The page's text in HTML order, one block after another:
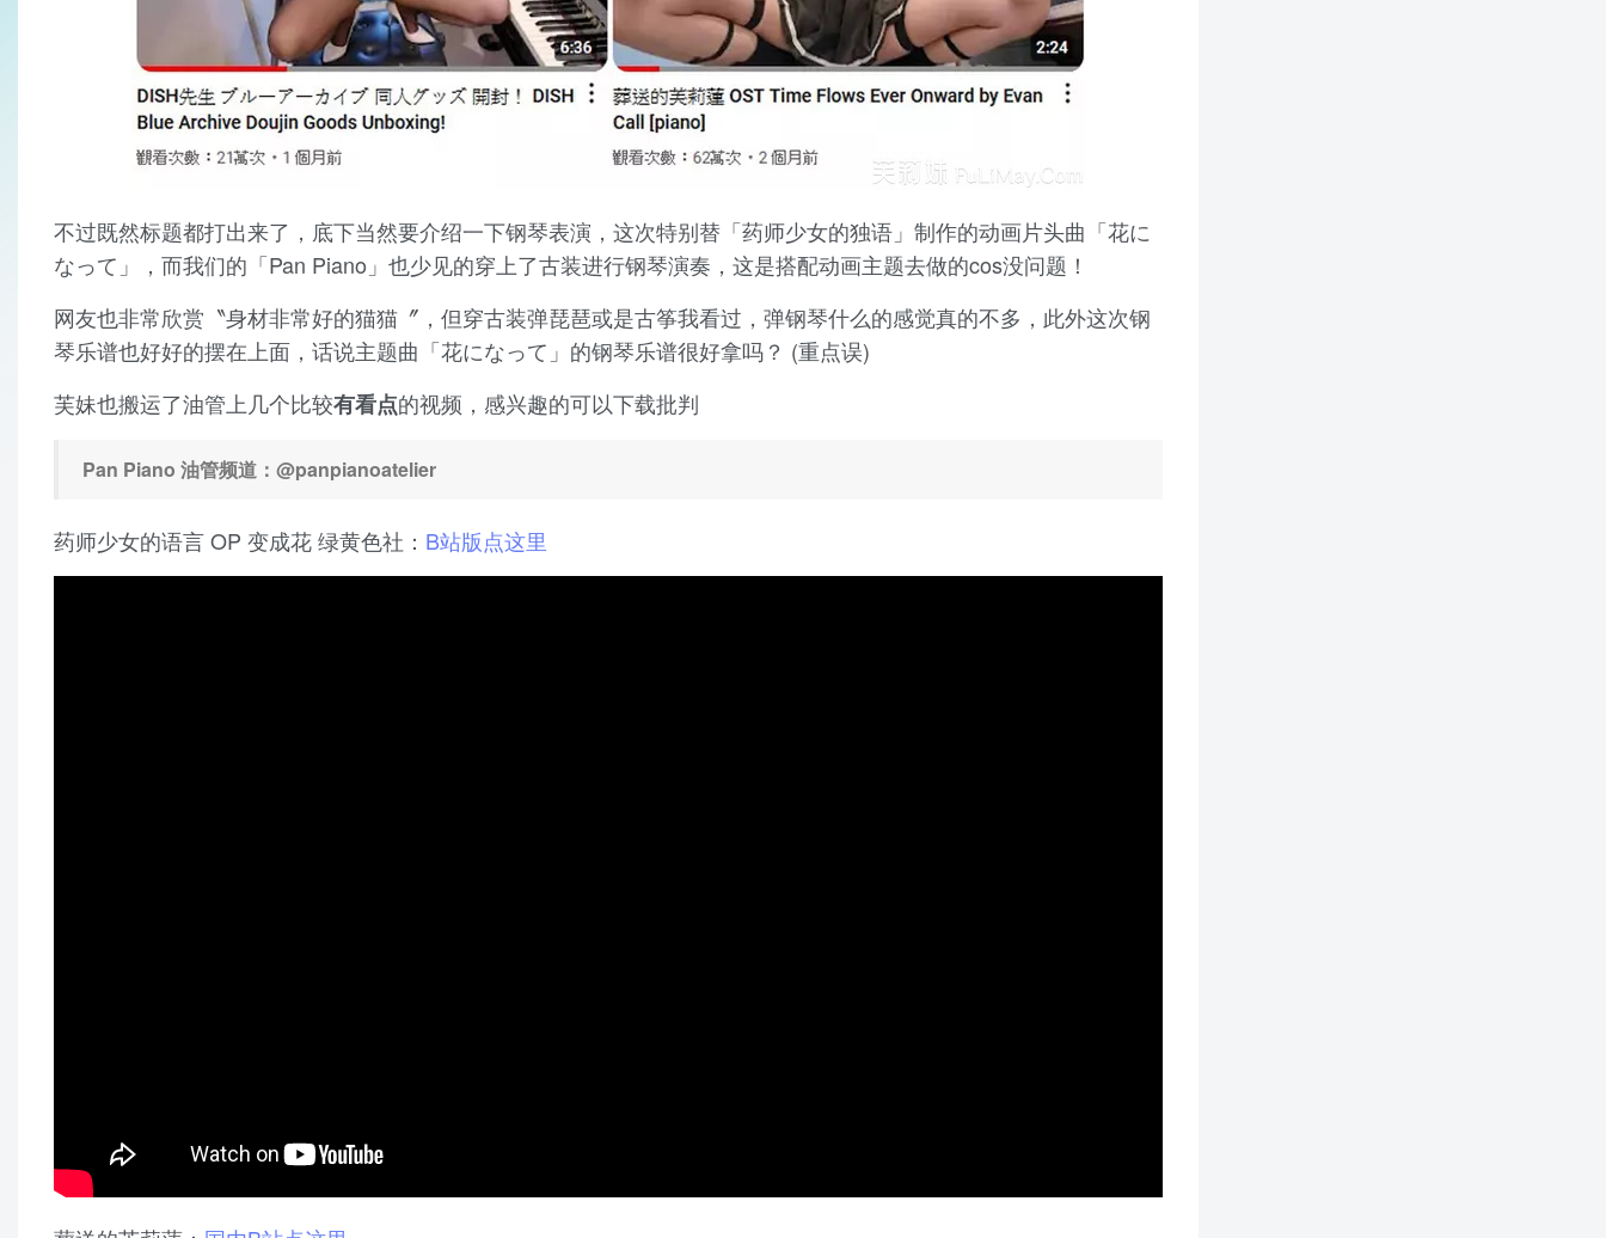
不过既然标题都打出来了，底下当然要介绍一下钢琴表演，这次特别替「药师少女的独语」制作的动画片头曲「花に
なって」，而我们的「Pan Piano」也少见的穿上了古装进行钢琴演奏，这是搭配动画主题去做的cos没问题！
网友也非常欣赏〝身材非常好的猫猫〞，但穿古装弹琵琶或是古筝我看过，弹钢琴什么的感觉真的不多，此外这次钢
琴乐谱也好好的摆在上面，话说主题曲「花になって」的钢琴乐谱很好拿吗？ (重点误)
芙妹也搬运了油管上几个比较有看点的视频，感兴趣的可以下载批判
Pan Piano 油管频道：@panpianoatelier
药师少女的语言 OP 变成花 绿黄色社： B站版点这里